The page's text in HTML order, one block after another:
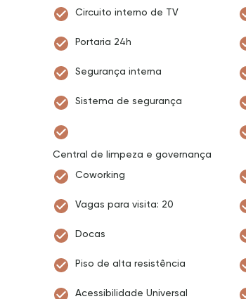
Circuito interno de TV
Portaria 24h
Segurança interna
Sistema de segurança
Central de limpeza e governança
Coworking
Vagas para visita: 20
Docas
Piso de alta resistência
Acessibilidade Universal